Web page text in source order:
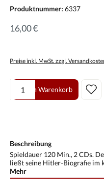
Produktnummer: 6337
16,00 €
Preise inkl. MwSt. zzgl.
Produkt Anzahl: Gib den
In den Warenkorb
Beschreibung
Spieldauer 120 Min., 2 CDs.
ließt seine Hitler-Biografie
Mehr